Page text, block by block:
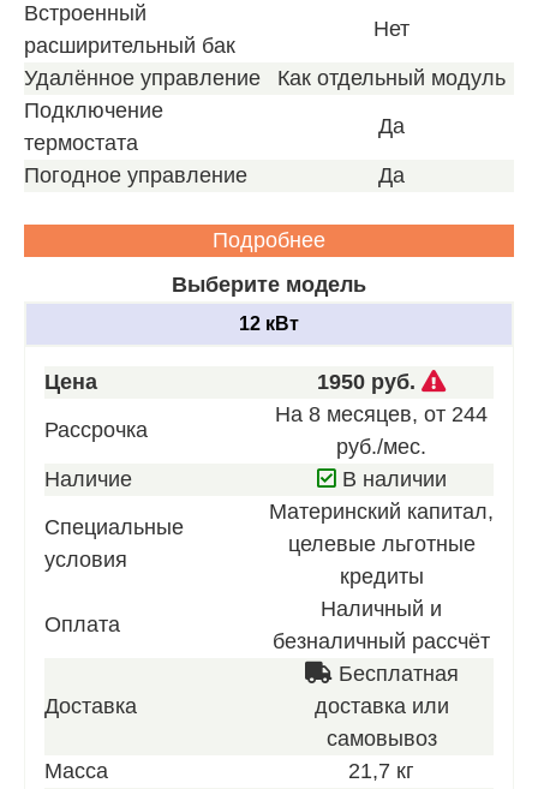
Встроенный
расширительный бак
Нет
Удалённое управление
Как отдельный модуль
Подключение
термостата
Да
Погодное управление Да
Подробнее
Выберите модель
12 кВт
Цена 1950 руб.
для
нашего
лучшего
Рассрочка
На 8 месяцев, от 244
руб./мес.
Наличие
В наличии
Специальные
условия
Материнский капитал,
целевые льготные
кредиты
Оплата
Наличный и
безналичный рассчёт
Доставка
Бесплатная
доставка или
самовывоз
Масса
21,7 кг